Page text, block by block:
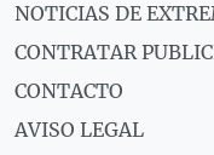
NOTICIAS DE
CONTRATAR
CONTACTO
AVISO LEGAL